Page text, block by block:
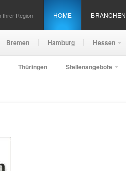
Ihrer Region HOME BRANCHEN
Bremen Hamburg Hessen
Thüringen Stellenangebote